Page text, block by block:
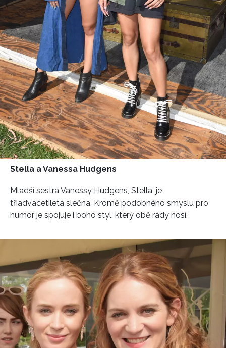
Stella a Vanessa Hudgens
Mladší sestra Vanessy Hudgens, Stella, je
třiadvacetiletá slečna. Kromě podobného smyslu pro
humor je spojuje i boho styl, který obě rády nosí.